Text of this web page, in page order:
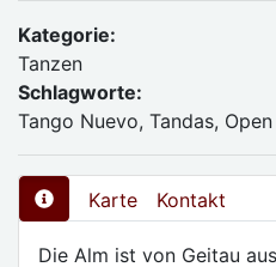
Kategorie:
Tanzen
Schlagworte:
Tango Nuevo, Tandas,
Karte Kontakt
Die Alm ist von Geitau